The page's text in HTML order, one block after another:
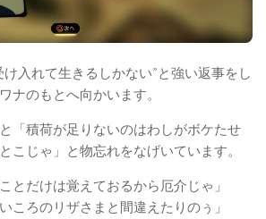
入れて生きるしかない”と強い返事をし
ナのもとへ向かいます。
「積荷が足りないのはわしがボケたせ
こじゃ」と物忘れをなげいています。
とだけは覚えておるから厄介じゃ」
ころのリザさまと間違えたりのぅ」